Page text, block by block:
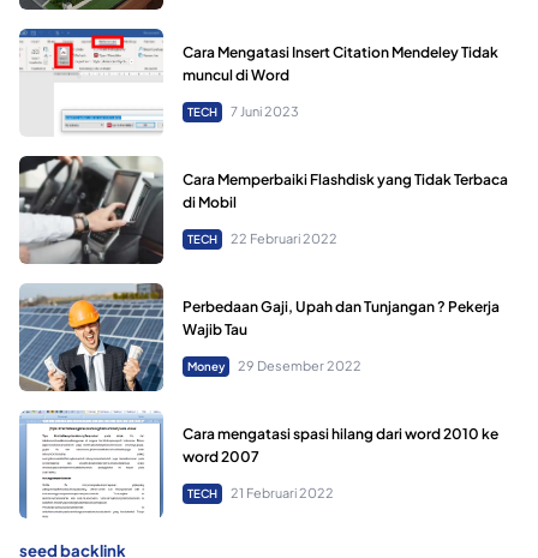
Cara Mengatasi Insert Citation Mendeley Tidak
muncul di Word
TECH 7 Juni 2023
Cara Memperbaiki Flashdisk yang Tidak Terbaca
di Mobil
TECH 22 Februari 2022
Perbedaan Gaji, Upah dan Tunjangan ? Pekerja
Wajib Tau
Money 29 Desember 2022
Cara mengatasi spasi hilang dari word 2010 ke
word 2007
TECH 21 Februari 2022
seed backlink